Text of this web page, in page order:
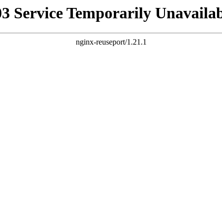
Service Temporarily
nginx-reuseport/1.21.1